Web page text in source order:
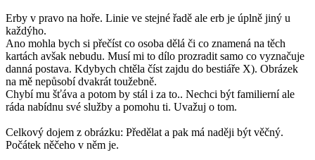
Erby v pravo na hoře. Linie ve stejné řadě ale erb je úplně jiný u
každýho.
Ano mohla bych si přečíst co osoba dělá či co znamená na těch
kartách avšak nebudu. Musí mi to dílo prozradit samo co vyznačuje
danná postava. Kdybych chtěla číst zajdu do bestiáře X). Obrázek
na mě nepůsobí dvakrát toužebně.
Chybí mu šťáva a potom by stál i za to.. Nechci být familierní ale
ráda nabídnu své služby a pomohu ti. Uvažuj o tom.
Celkový dojem z obrázku: Předělat a pak má naději být věčný.
Počátek něčeho v něm je.